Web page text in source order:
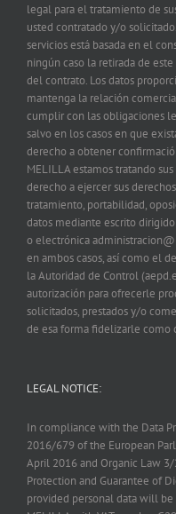
legal para el tratamiento de
usted contratado y/o
servicios está basada en el
ningún caso la retirada de
del contrato. Los datos
mantenga la relación
cumplir con las obligaciones
salvo en los casos en que
derecho a obtener
MELILLA estamos tratando
derecho a ejercer sus
tratamiento, portabilidad,
datos mediante escrito
o electrónica
en ambos casos, así como el
la Autoridad de Control
autorización para ofrecerle
solicitados, prestados y/o
de esa forma fidelizarle como
LEGAL NOTICE:
In compliance with the Data
2016/679 of the European
April 2016 and Organic Law
Protection and Guarantee of
provided personal data will be